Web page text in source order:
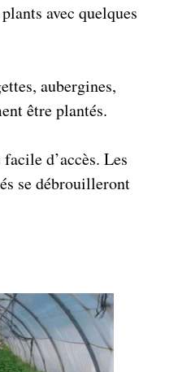
avec quelques
aubergines,
être plantés.
d’accès. Les
se débrouilleront